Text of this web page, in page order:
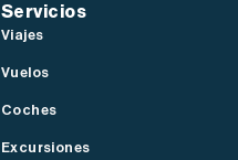
Servicios
Viajes
Vuelos
Coches
Excursiones